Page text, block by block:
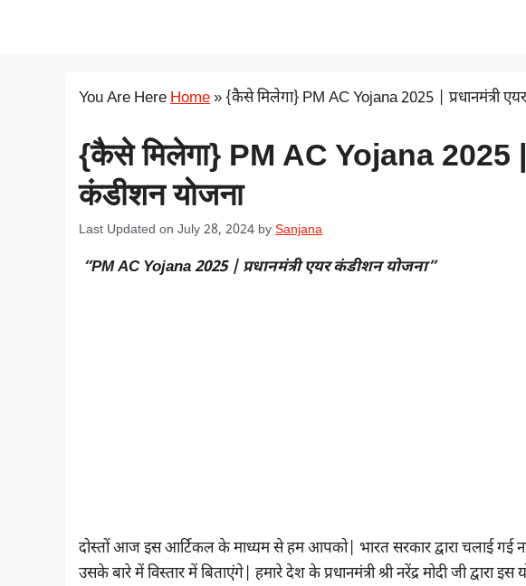
You Are HereHome»{कैसे मिलेगा} PM AC Yojana 2025 | प्रधानमंत्री
{कैसे मिलेगा} PM AC Yojana 2025 |
कंडीशन योजना
Last Updated on July 28, 2024 by Sanjana
“PM AC Yojana 2025 | प्रधानमंत्री एयर कंडीशन योजना”
दोस्तों आज इस आर्टिकल के माध्यम से हम आपको| भारत सरकार द्वारा चलाई गई
उसके बारे में विस्तार में बिताएंगे| हमारे देश के प्रधानमंत्री श्री नरेंद्र मोदी जी